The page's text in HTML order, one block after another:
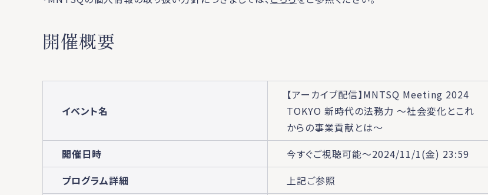
開催概要
イベント名
【アーカイブ配信】MNTSQ Meeting 2024
TOKYO 新時代の法務力 ～社会変化とこれ
からの事業貢献とは～
開催日時
今すぐご視聴可能～2024/11/1(金) 23:59
プログラム詳細
上記ご参照